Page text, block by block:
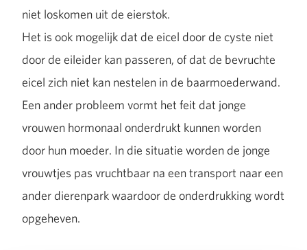
niet loskomen uit de eierstok.
Het is ook mogelijk dat de eicel door de cyste niet
door de eileider kan passeren, of dat de bevruchte
eicel zich niet kan nestelen in de baarmoederwand.
Een ander probleem vormt het feit dat jonge
vrouwen hormonaal onderdrukt kunnen worden
door hun moeder. In die situatie worden de jonge
vrouwtjes pas vruchtbaar na een transport naar een
ander dierenpark waardoor de onderdrukking wordt
opgeheven.